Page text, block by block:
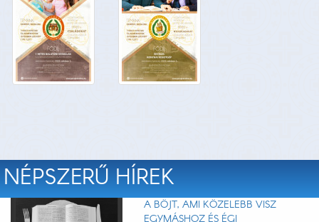
NÉPSZERŰ HÍREK
A BÖJT, AMI KÖZELEBB VISZ